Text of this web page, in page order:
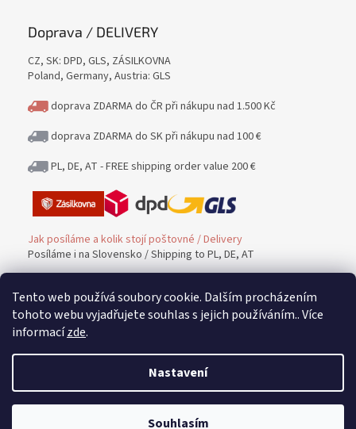
Tento web používá soubory cookie. Dalším procházením
tohoto webu vyjadřujete souhlas s jejich používáním.. Více
informacízde.
Nastavení
Souhlasím
Doprava / DELIVERY
CZ, SK: DPD, GLS, ZÁSILKOVNA
Poland, Germany, Austria: GLS
doprava ZDARMA do ČR při nákupu nad 1.500 Kč
doprava ZDARMA do SK při nákupu nad 100 €
PL, DE, AT - FREE shipping order value 200 €
Jak posíláme a kolik stojí poštovné / Delivery
Posíláme i na Slovensko / Shipping to PL, DE, AT
Platba / PAYMENT
Možnost platby / Payment methods